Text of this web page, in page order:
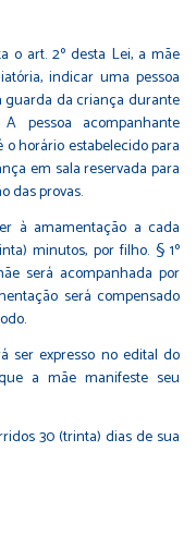
o art. 2º desta Lei, a mãe
indicar uma pessoa
guarda da criança durante
pessoa acompanhante
o horário estabelecido para
em sala reservada para
das provas.
à amamentação a cada
minutos, por filho. § 1º
será acompanhada por
será compensado
ser expresso no edital do
a mãe manifeste seu
30 (trinta) dias de sua